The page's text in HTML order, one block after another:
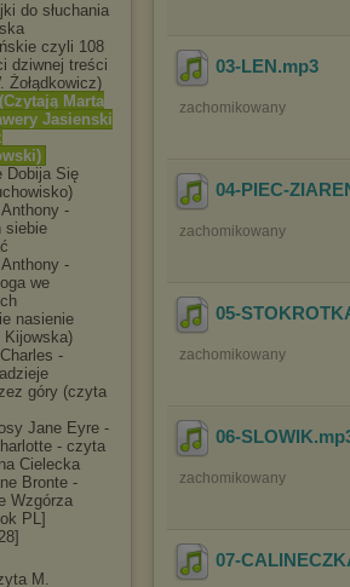
do słuchania
czyli 108
dziwnej treści
Żołądkowicz)
Marta
Jasienski
Dobija Się
-
siebie
-
we
nasienie
-
góry (czyta
Jane Eyre -
- czyta
Cielecka
Bronte -
Wzgórza
PL]
M.
03-LEN .mp3
zachomikowany
04-PIEC-
zachomikowany
05-
zachomikowany
06-SLOWIK
zachomikowany
07-